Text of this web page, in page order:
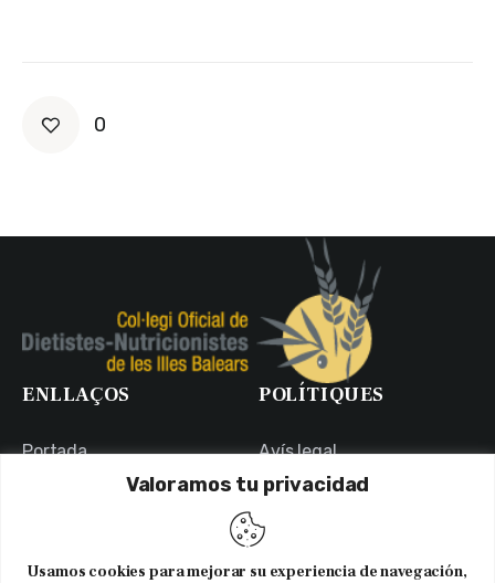
Valoramos tu privacidad
Usamos cookies para mejorar su experiencia de navegación,
0
ENLLAÇOS
Portada
Portal de Transparència
Usuaris
POLÍTIQUES
Avís legal
Política de Privadesa
Política de Cookies
Canal Ètic